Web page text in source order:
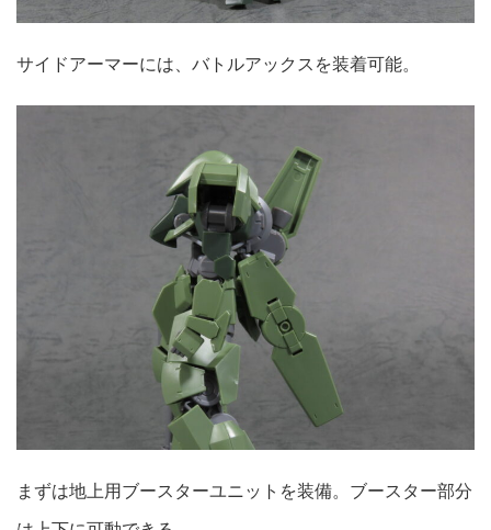
サイドアーマーには、バトルアックスを装着可能。
まずは地上用ブースターユニットを装備。ブースター部分